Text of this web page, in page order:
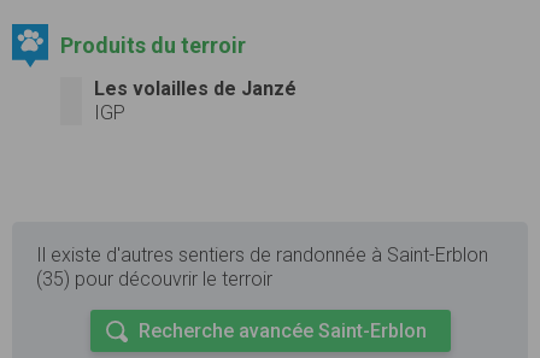
Produits du terroir
Les volailles de Janzé
IGP
Il existe d'autres sentiers de randonnée à Saint-Erblon
(35) pour découvrir le terroir
Recherche avancée Saint-Erblon